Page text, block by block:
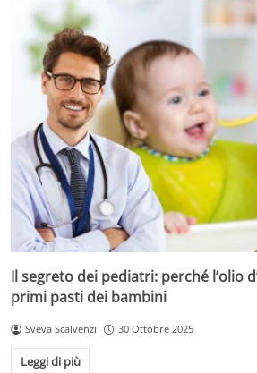
Il segreto dei pediatri: perché l’olio
primi pasti dei bambini
Sveva Scalvenzi 30 Ottobre 2025
Leggi di più